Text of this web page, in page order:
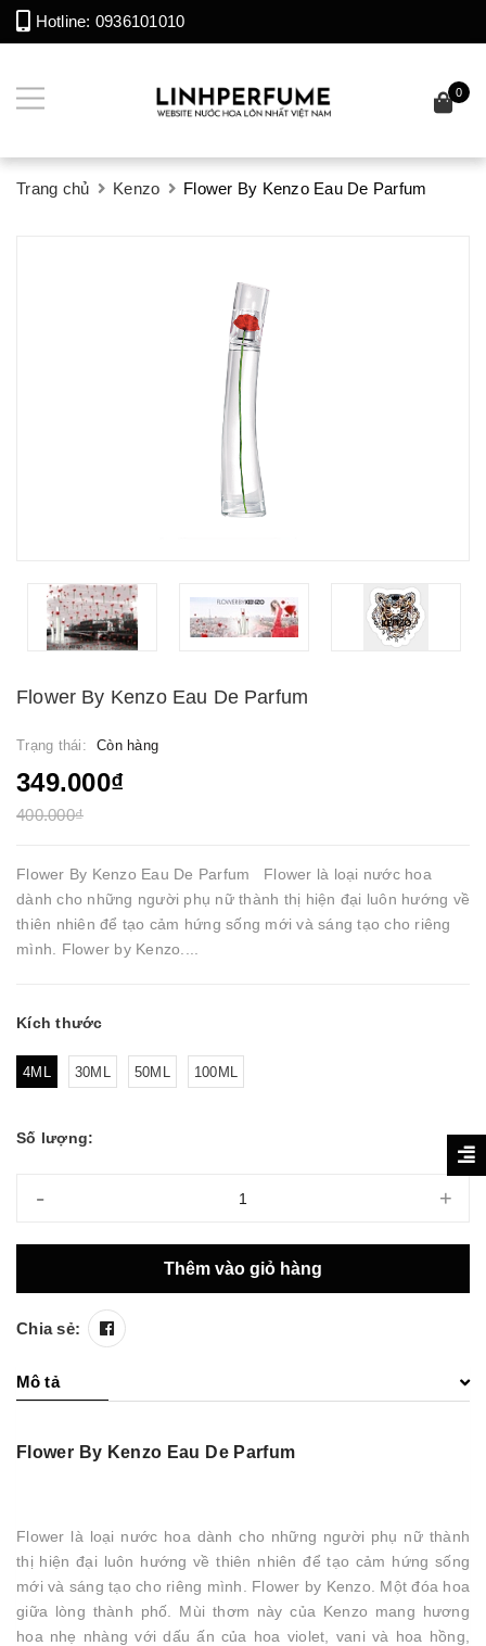
Hotline: 0936101010
0
Trang chủ Kenzo Flower By Kenzo Eau De Parfum
Flower By Kenzo Eau De Parfum
Trạng thái: Còn hàng
349.000₫
400.000₫
Flower By Kenzo Eau De Parfum Flower là loại nước hoa
dành cho những người phụ nữ thành thị hiện đại luôn hướng về
thiên nhiên để tạo cảm hứng sống mới và sáng tạo cho riêng
mình. Flower by Kenzo....
Kích thước
4ML 30ML 50ML 100ML
Số lượng:
- +
Thêm vào giỏ hàng
Chia sẻ:
Mô tả
Flower By Kenzo Eau De Parfum
Flower là loại nước hoa dành cho những người phụ nữ thành
thị hiện đại luôn hướng về thiên nhiên để tạo cảm hứng sống
mới và sáng tạo cho riêng mình. Flower by Kenzo. Một đóa hoa
giữa lòng thành phố. Mùi thơm này của Kenzo mang hương
hoa nhẹ nhàng với dấu ấn của hoa violet, vani và hoa hồng,